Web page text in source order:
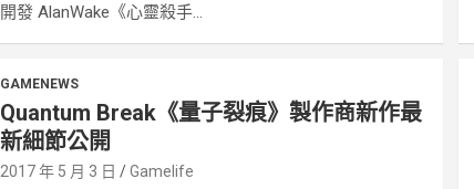
開發 AlanWake《心靈殺手...
GAMENEWS
Quantum Break《量子裂痕》製作商新作最
新細節公開
2017 年 5 月 3 日 Gamelife